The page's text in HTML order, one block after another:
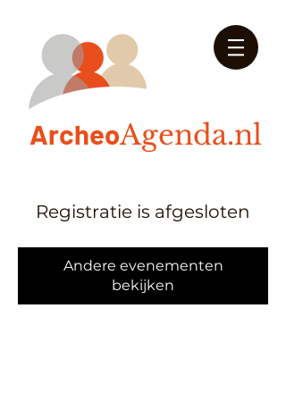
ArcheoAgenda.nl
Registratie is afgesloten
Andere evenementen
bekijken